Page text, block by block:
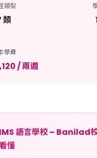
類型
類
學費
/ 兩週
IMS 語言學校 – Banilad
懂